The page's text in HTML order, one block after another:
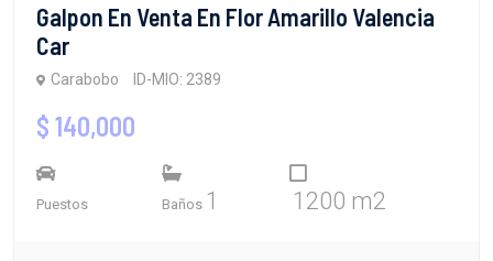
Galpon En Venta En Flor Amarillo Valencia
Car
Carabobo ID-MIO: 2389
$ 140,000
Puestos Baños 1 1200 m2